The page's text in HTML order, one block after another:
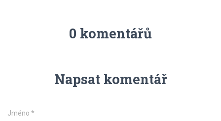
0 komentářů
Napsat komentář
Jméno *